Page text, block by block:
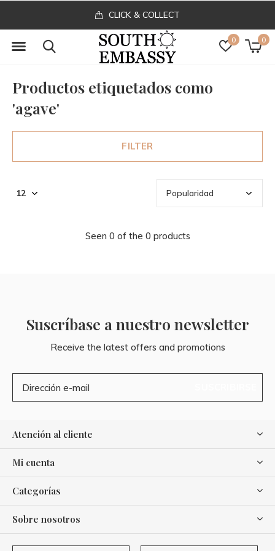
0 0
CLICK & COLLECT
Productos etiquetados como
'agave'
FILTER
Seen 0 of the 0 products
Suscríbase a nuestro newsletter
Receive the latest offers and promotions
Atención al cliente
Mi cuenta
Categorías
Sobre nosotros